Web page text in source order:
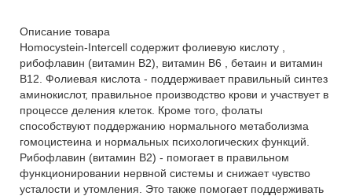
Описание товара
Homocystein-Intercell содержит фолиевую кислоту ,
рибофлавин (витамин B2), витамин B6 , бетаин и витамин
B12. Фолиевая кислота - поддерживает правильный синтез
аминокислот, правильное производство крови и участвует в
процессе деления клеток. Кроме того, фолаты
способствуют поддержанию нормального метаболизма
гомоцистеина и нормальных психологических функций.
Рибофлавин (витамин В2) - помогает в правильном
функционировании нервной системы и снижает чувство
усталости и утомления. Это также помогает поддерживать